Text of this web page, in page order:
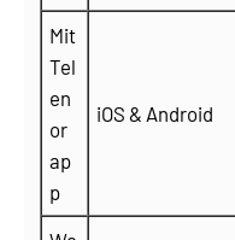
Mit
Tel
en
or
ap
p
iOS & Android